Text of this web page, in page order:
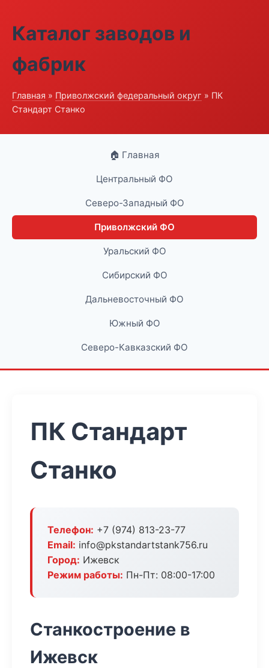
Каталог заводов и
фабрик
Главная » Приволжский федеральный округ » ПК
Стандарт Станко
🏠 Главная
Центральный ФО
Северо-Западный ФО
Приволжский ФО
Уральский ФО
Сибирский ФО
Дальневосточный ФО
Южный ФО
Северо-Кавказский ФО
ПК Стандарт
Станко
Телефон: +7 (974) 813-23-77
Email: info@pkstandartstank756.ru
Город: Ижевск
Режим работы: Пн-Пт: 08:00-17:00
Станкостроение в
Ижевск